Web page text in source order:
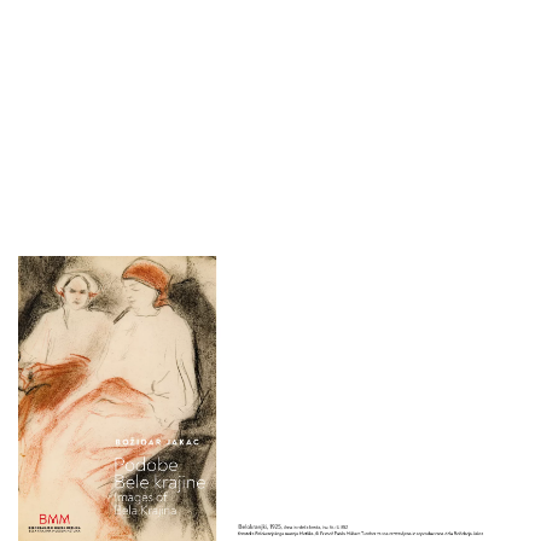
Belokranjskem muzeju
in njenega
belokranjskega
opusa.Medtem so
grajsko dvorišče že